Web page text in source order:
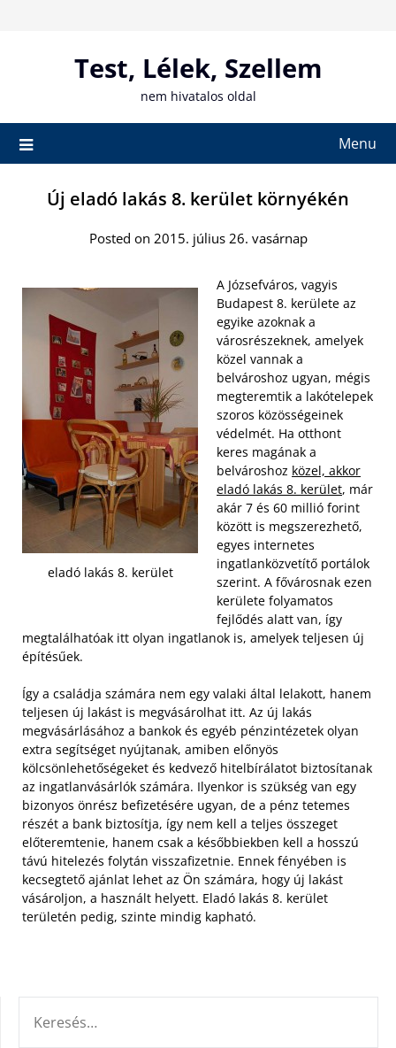
Test, Lélek, Szellem
nem hivatalos oldal
Menu
Új eladó lakás 8. kerület környékén
Posted on 2015. július 26. vasárnap
eladó lakás 8. kerület
A Józsefváros, vagyis
Budapest 8. kerülete az
egyike azoknak a
városrészeknek, amelyek
közel vannak a
belvároshoz ugyan, mégis
megteremtik a lakótelepek
szoros közösségeinek
védelmét. Ha otthont
keres magának a
belvároshoz közel, akkor
eladó lakás 8. kerület, már
akár 7 és 60 millió forint
között is megszerezhető,
egyes internetes
ingatlanközvetítő portálok
szerint. A fővárosnak ezen
kerülete folyamatos
fejlődés alatt van, így
megtalálhatóak itt olyan ingatlanok is, amelyek teljesen új
építésűek.
Így a családja számára nem egy valaki által lelakott, hanem
teljesen új lakást is megvásárolhat itt. Az új lakás
megvásárlásához a bankok és egyéb pénzintézetek olyan
extra segítséget nyújtanak, amiben előnyös
kölcsönlehetőségeket és kedvező hitelbírálatot biztosítanak
az ingatlanvásárlók számára. Ilyenkor is szükség van egy
bizonyos önrész befizetésére ugyan, de a pénz tetemes
részét a bank biztosítja, így nem kell a teljes összeget
előteremtenie, hanem csak a későbbiekben kell a hosszú
távú hitelezés folytán visszafizetnie. Ennek fényében is
kecsegtető ajánlat lehet az Ön számára, hogy új lakást
vásároljon, a használt helyett. Eladó lakás 8. kerület
területén pedig, szinte mindig kapható.